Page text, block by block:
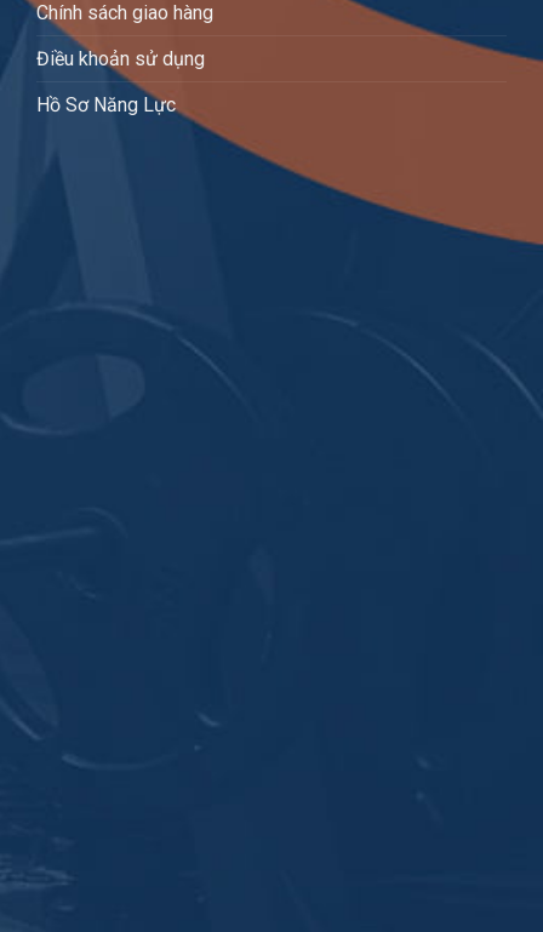
Chính sách giao hàng
Điều khoản sử dụng
Hồ Sơ Năng Lực